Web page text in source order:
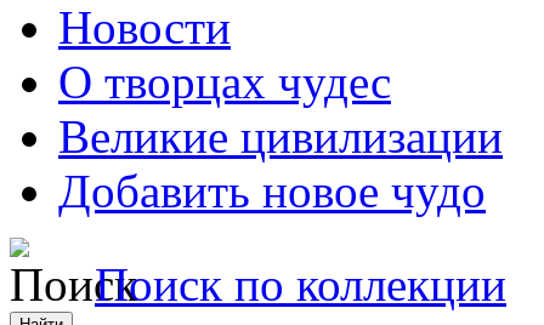
Новости
О творцах чудес
Великие цивилизации
Добавить новое чудо
Поиск по коллекции